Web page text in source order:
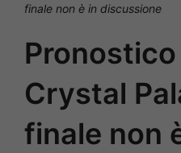
finale non è in discussione
Crystal
finale non